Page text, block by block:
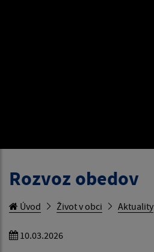
Rozvoz obedov
Úvod Život v obci Aktuality
10.03.2026